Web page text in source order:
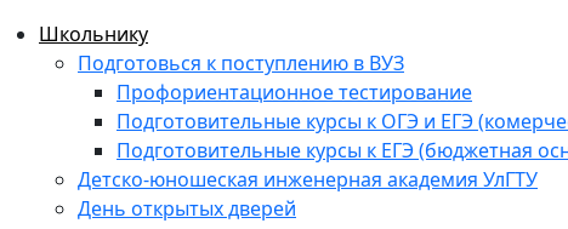
Школьнику
Подготовься к поступлению в ВУЗ
Профориентационное тестирование
Подготовительные курсы к ОГЭ и ЕГЭ
Подготовительные курсы к ЕГЭ (бюджетная
Детско-юношеская инженерная академия УлГТУ
День открытых дверей